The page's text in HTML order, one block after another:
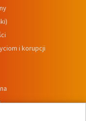
i korupcji